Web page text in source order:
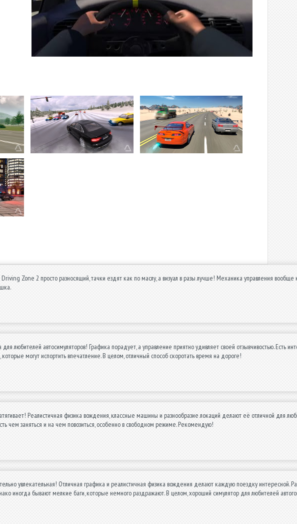
Zone 2 просто разносящий, тачки ездят как по маслу, а визуал в разы лучше! Механика управления вообще
для любителей автосимуляторов! Графика порадует, а управление приятно удивляет своей отзывчивостью.
могут испортить впечатление. В целом, отличный способ скоротать время на дороге!
Реалистичная физика вождения, классные машины и разнообразие локаций делают её отличной для
чем заняться и на чем повозиться, особенно в свободном режиме. Рекомендую!
увлекательная! Отличная графика и реалистичная физика вождения делают каждую поездку интересной.
иногда бывают мелкие баги, которые немного раздражают. В целом, хороший симулятор для любителей